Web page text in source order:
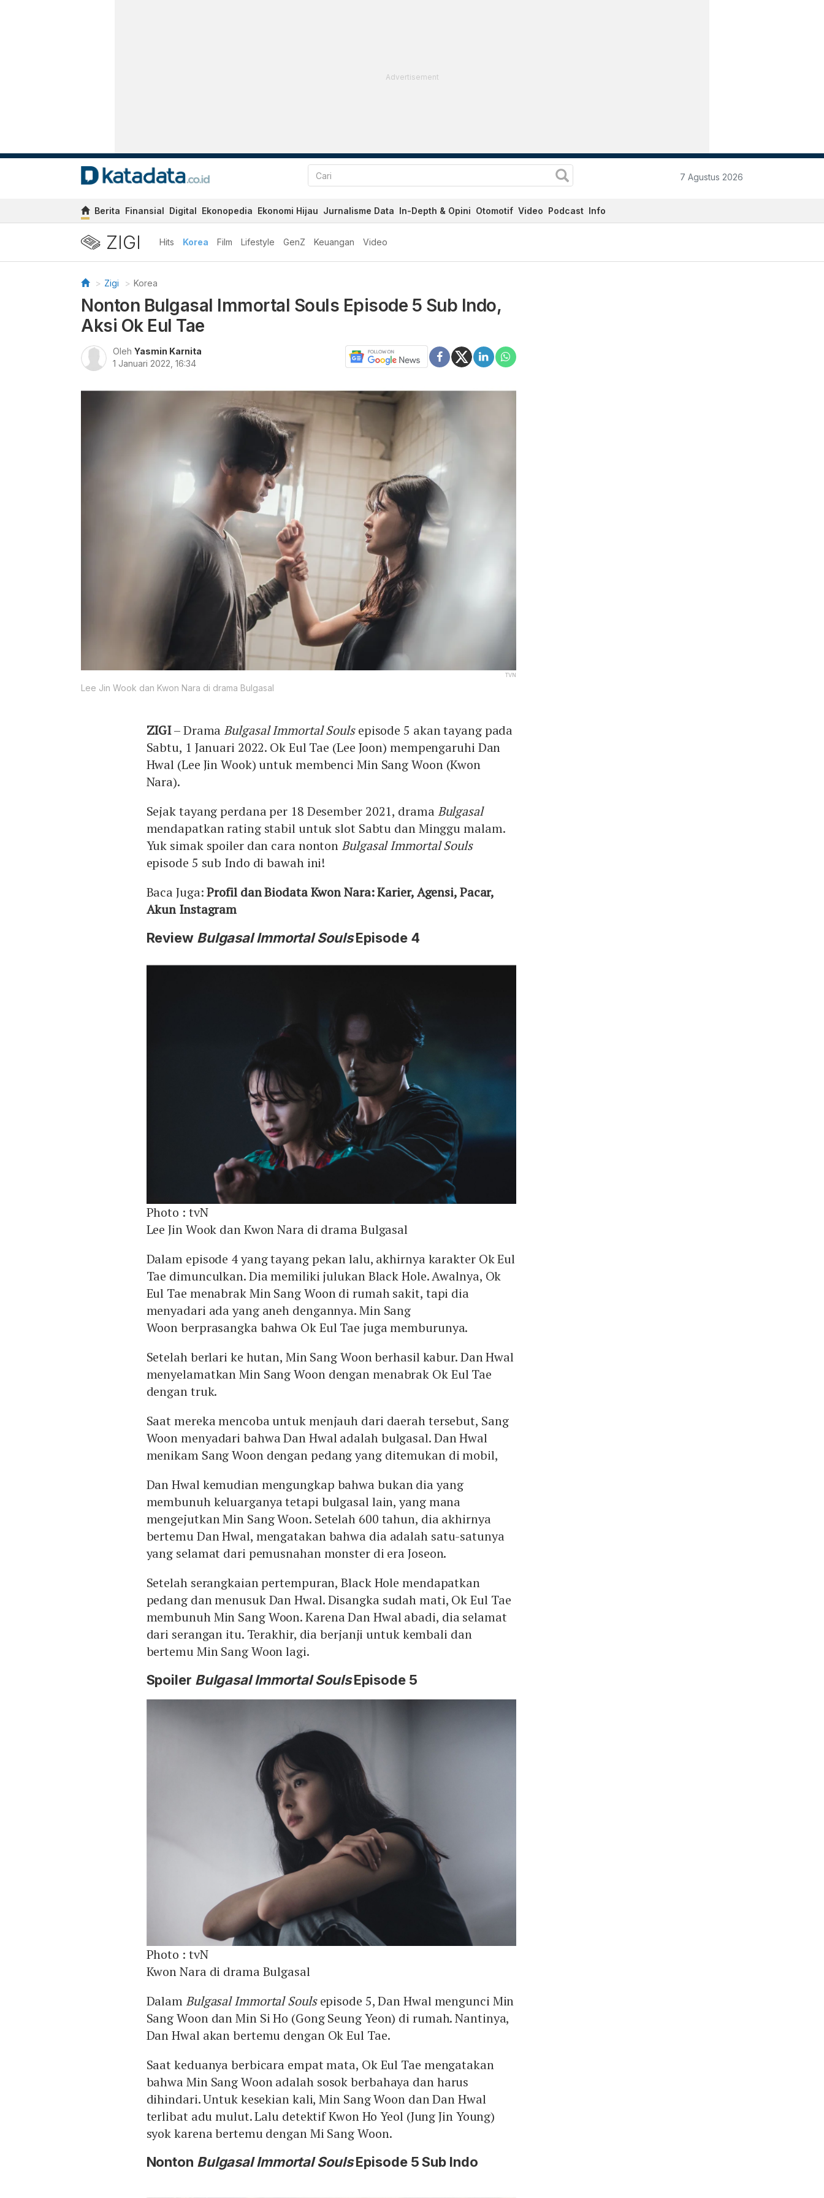
Advertisement
7 Agustus 2026
Berita Finansial Digital Ekonopedia Ekonomi Hijau Jurnalisme Data In-Depth & Opini Otomotif Video Podcast Info
ZIGI Hits Korea Film Lifestyle GenZ Keuangan Video
Zigi Korea
Nonton Bulgasal Immortal Souls Episode 5 Sub Indo,
Aksi Ok Eul Tae
Oleh Yasmin Karnita
1 Januari 2022, 16:34
TVN
Lee Jin Wook dan Kwon Nara di drama Bulgasal
ZIGI– DramaBulgasal Immortal Soulsepisode 5 akan tayang pada
Sabtu, 1 Januari 2022. Ok Eul Tae (Lee Joon) mempengaruhi Dan
Hwal (Lee Jin Wook) untuk membenci Min Sang Woon (Kwon
Nara).
Sejak tayang perdana per 18 Desember 2021, dramaBulgasal
mendapatkan rating stabil untuk slot Sabtu dan Minggu malam.
Yuk simak spoiler dan cara nontonBulgasal Immortal Souls
episode 5 sub Indo di bawah ini!
Baca Juga:Profil dan Biodata Kwon Nara: Karier, Agensi, Pacar,
Akun Instagram
Review Bulgasal Immortal SoulsEpisode 4
Photo : tvN
Lee Jin Wook dan Kwon Nara di drama Bulgasal
Dalam episode 4 yang tayang pekan lalu, akhirnya karakter Ok Eul
Tae dimunculkan. Dia memiliki julukan Black Hole. Awalnya, Ok
Eul Tae menabrak Min Sang Woon di rumah sakit, tapi dia
menyadari ada yang aneh dengannya. Min Sang
Woon berprasangka bahwa Ok Eul Tae juga memburunya.
Setelah berlari ke hutan, Min Sang Woon berhasil kabur. Dan Hwal
menyelamatkan Min Sang Woon dengan menabrak Ok Eul Tae
dengan truk.
Saat mereka mencoba untuk menjauh dari daerah tersebut, Sang
Woon menyadari bahwa Dan Hwal adalah bulgasal. Dan Hwal
menikam Sang Woon dengan pedang yang ditemukan di mobil,
Dan Hwal kemudian mengungkap bahwa bukan dia yang
membunuh keluarganya tetapi bulgasal lain, yang mana
mengejutkan Min Sang Woon. Setelah 600 tahun, dia akhirnya
bertemu Dan Hwal, mengatakan bahwa dia adalah satu-satunya
yang selamat dari pemusnahan monster di era Joseon.
Setelah serangkaian pertempuran, Black Hole mendapatkan
pedang dan menusuk Dan Hwal. Disangka sudah mati, Ok Eul Tae
membunuh Min Sang Woon. Karena Dan Hwal abadi, dia selamat
dari serangan itu. Terakhir, dia berjanji untuk kembali dan
bertemu Min Sang Woon lagi.
Spoiler Bulgasal Immortal SoulsEpisode 5
Photo : tvN
Kwon Nara di drama Bulgasal
DalamBulgasal Immortal Soulsepisode 5, Dan Hwal mengunci Min
Sang Woon dan Min Si Ho (Gong Seung Yeon) di rumah. Nantinya,
Dan Hwal akan bertemu dengan Ok Eul Tae.
Saat keduanya berbicara empat mata, Ok Eul Tae mengatakan
bahwa Min Sang Woon adalah sosok berbahaya dan harus
dihindari. Untuk kesekian kali, Min Sang Woon dan Dan Hwal
terlibat adu mulut. Lalu detektif Kwon Ho Yeol (Jung Jin Young)
syok karena bertemu dengan Mi Sang Woon.
Nonton Bulgasal Immortal SoulsEpisode 5 Sub Indo